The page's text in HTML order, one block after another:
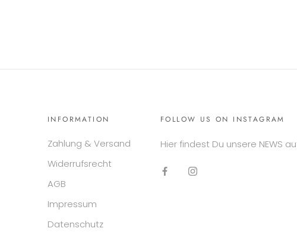
INFORMATION
Zahlung & Versand
Widerrufsrecht
AGB
Impressum
Datenschutz
FOLLOW US ON INSTAGRAM
Hier findest Du unsere NEWS